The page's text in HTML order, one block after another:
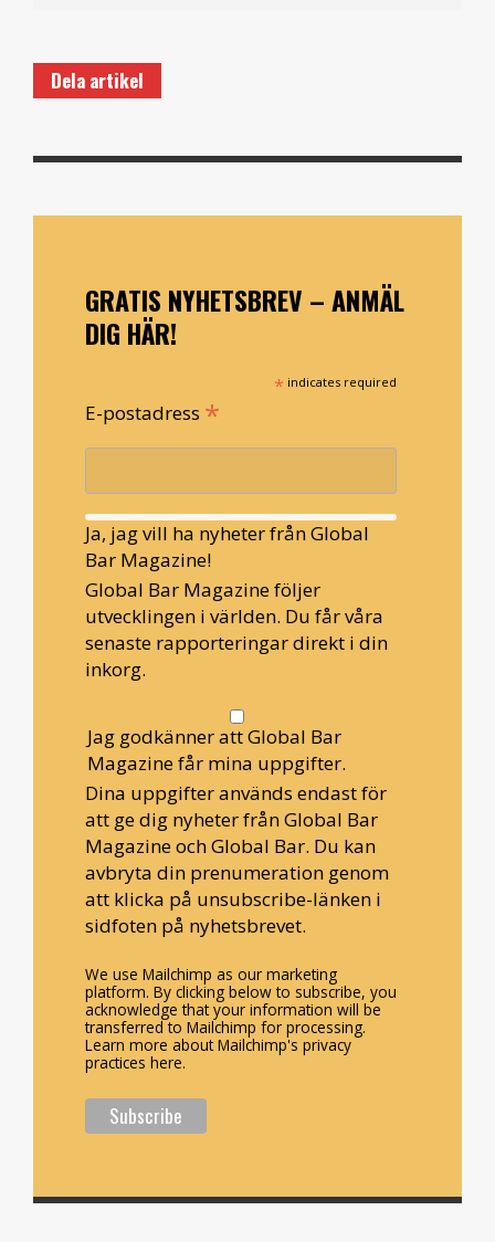
Dela artikel
GRATIS NYHETSBREV – ANMÄL
DIG HÄR!
* indicates required
E-postadress *
Ja, jag vill ha nyheter från Global
Bar Magazine!
Global Bar Magazine följer
utvecklingen i världen. Du får våra
senaste rapporteringar direkt i din
inkorg.
Jag godkänner att Global Bar
Magazine får mina uppgifter.
Dina uppgifter används endast för
att ge dig nyheter från Global Bar
Magazine och Global Bar. Du kan
avbryta din prenumeration genom
att klicka på unsubscribe-länken i
sidfoten på nyhetsbrevet.
We use Mailchimp as our marketing
platform. By clicking below to subscribe, you
acknowledge that your information will be
transferred to Mailchimp for processing.
Learn more about Mailchimp's privacy
practices here.